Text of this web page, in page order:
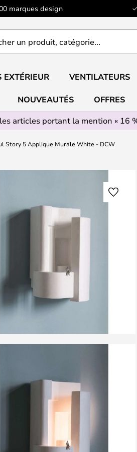
marques design
EXTÉRIEUR VENTILATEURS
NOUVEAUTÉS OFFRES
articles portant la mention « 16
Story 5 Applique Murale White - DCW